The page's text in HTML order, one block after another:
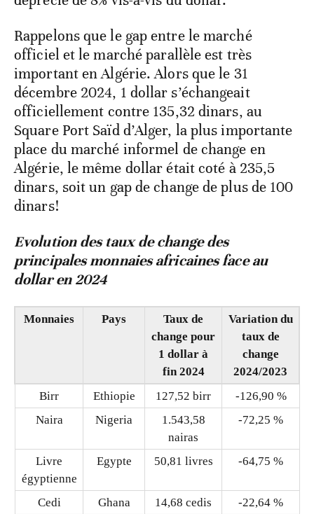
officiel et le marché parallèle est très
important en Algérie. Alors que le 31
décembre 2024, 1 dollar s’échangeait
officiellement contre 135,32 dinars, au
Square Port Saïd d’Alger, la plus importante
place du marché informel de change en
Algérie, le même dollar était coté à 235,5
dinars, soit un gap de change de plus de 100
dinars!
Evolution des taux de change des
dollar en 2024
Monnaies Pays
1 dollar à
change
2024/2023
127,52 birr
-126,90 %
1.543,58
nairas
-72,25 %
Livre
Egypte 50,81 livres -64,75 %
Cedi Ghana 14,68 cedis
-22,64 %
Kwanza
kwanzas